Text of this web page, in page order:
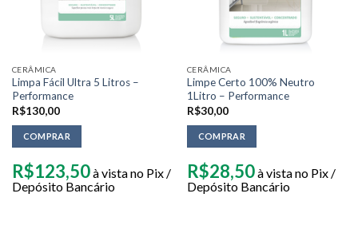
CERÂMICA
Limpa Fácil Ultra 5 Litros –
Performance
R$130,00
COMPRAR
R$123,50à vista no Pix /
Depósito Bancário
CERÂMICA
Limpe Certo 100% Neutro
1Litro – Performance
R$30,00
COMPRAR
R$28,50à vista no Pix /
Depósito Bancário